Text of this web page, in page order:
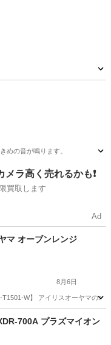
めの音が鳴ります。
SHARP
メラ高く売れるかも❗️
買取します
Ad
マ オーブンレンジ
8月6日
T1501-W】 アイリスオーヤマの
700A プラズマイオン